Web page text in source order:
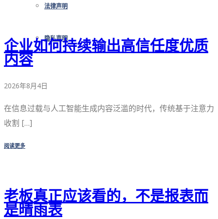
法律声明
隐私声明
企业如何持续输出高信任度优质
内容
2026年8月4日
在信息过载与人工智能生成内容泛滥的时代，传统基于注意力
收割 […]
阅读更多
老板真正应该看的，不是报表而
是晴雨表